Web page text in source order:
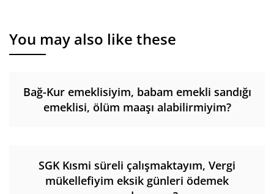
You may also like these
Bağ-Kur emeklisiyim, babam emekli sandığı
emeklisi, ölüm maaşı alabilirmiyim?
SGK Kısmi süreli çalışmaktayım, Vergi
mükellefiyim eksik günleri ödemek